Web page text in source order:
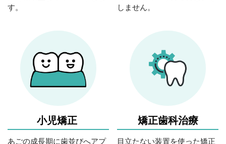
す。
しません。
小児矯正
あごの成長期に歯並びへアプ
矯正歯科治療
目立たない装置を使った矯正